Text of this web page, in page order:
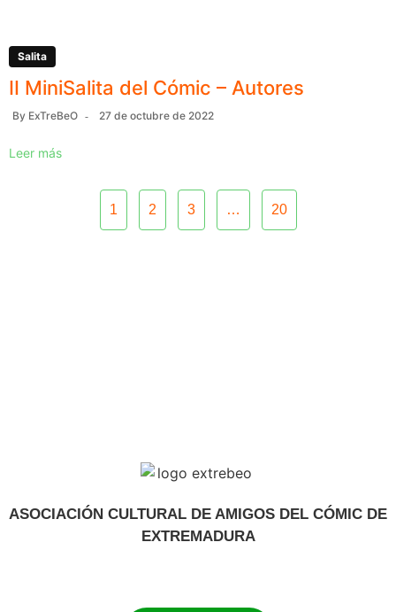
Salita
II MiniSalita del Cómic – Autores
By ExTreBeO 27 de octubre de 2022
Leer más
1 2 3 … 20
ASOCIACIÓN CULTURAL DE AMIGOS DEL CÓMIC DE
EXTREMADURA